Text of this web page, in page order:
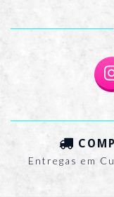
Entregas em